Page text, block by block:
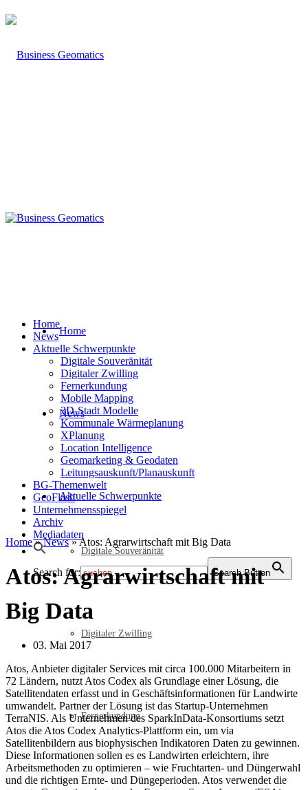
Home
News
Aktuelle Schwerpunkte
Digitale Souveränität
Digitaler Zwilling
Fernerkundung
Home
News
Aktuelle Schwerpunkte
Digitale Souveränität
Digitaler Zwilling
Fernerkundung
Mobile Mapping
3D-Stadt Modelle
Kommunale Wärmeplanung
XPlanung
Location Intelligence
Geomarketing & Geodaten
Leitungsauskunft/Planauskunft
BG-Themenwelt
GeoFlash
Unternehmensspiegel
Archiv
Mediadaten
Search for: Search Button
Home»News»Atos: Agrarwirtschaft mit Big Data
Atos: Agrarwirtschaft mit
Big Data
03. Mai 2017
Atos, Anbieter digitaler Services mit circa 100.000 Mitarbeitern in
72 Ländern, nutzt Atos Codex als Grundlage einer Lösung, die
Satellitendaten erfasst und in Geschäftsinformationen für Landwirte
umwandelt. Partner der Lösung ist das Startup-Unternehmen
TerraNIS. Als Unternehmen des SparkInData-Konsortiums setzt
Atos die Atos Codex Analytics-Plattform ein, um via
Satellitenbildern aus biophysischen Indikatoren Daten zu gewinnen.
Diese Informationen sollen es es Landwirten erleichtern, ihre
Arbeitsmethoden zu optimieren – wie Fruchtarten- und Düngerwahl
und die richtigen Ernte- und Düngeperioden. Atos verwendet die